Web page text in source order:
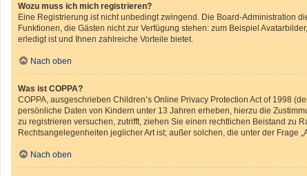
Wozu muss ich mich registrieren?
Eine Registrierung ist nicht unbedingt zwingend. Die Board-Administration
Funktionen, die Gästen nicht zur Verfügung stehen: zum Beispiel
erledigt ist und Ihnen zahlreiche Vorteile bietet.
Nach oben
Was ist COPPA?
COPPA, ausgeschrieben Children’s Online Privacy Protection Act of 1998
persönliche Daten von Kindern unter 13 Jahren erheben, hierzu die
zu registrieren versuchen, zutrifft, ziehen Sie einen rechtlichen Beistand zu
Rechtsangelegenheiten jeglicher Art ist; außer solchen, die unter der Frage
Nach oben